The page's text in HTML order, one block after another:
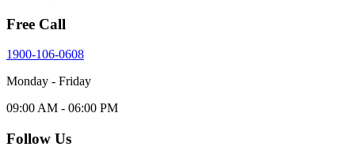
Free Call
1900-106-0608
Monday - Friday
09:00 AM - 06:00 PM
Follow Us